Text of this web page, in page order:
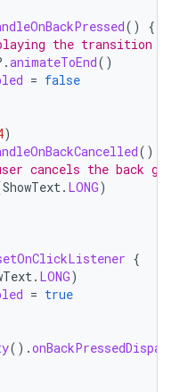
()
{
the transition
animateToEnd()
= false
)
()
cancels the back
ShowText. LONG)
{
. LONG)
= true
().